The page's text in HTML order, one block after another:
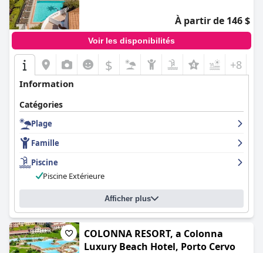
À partir de 146 $
Voir les disponibilités
$ +8
Information
Catégories
Plage
Famille
Piscine
Piscine Extérieure
Afficher plus
COLONNA RESORT, a Colonna
Luxury Beach Hotel, Porto Cervo